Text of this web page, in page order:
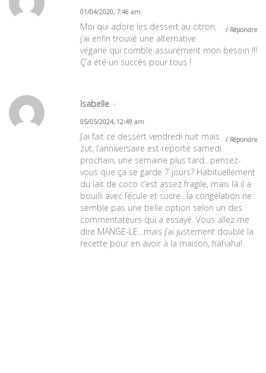
01/04/2020, 7:46 am
Répondre
Moi qui adore les dessert au citron,
j’ai enfin trouvé une alternative
végane qui comble assurément mon besoin !!!
Ç’a été un succès pour tous !
Isabelle
05/05/2024, 12:49 am
Répondre
J’ai fait ce dessert vendredi nuit mais
zut, l’anniversaire est reporté samedi
prochain, une semaine plus tard…pensez-
vous que ça se garde 7 jours? Habituellement
du lait de coco c’est assez fragile, mais là il a
bouilli avec fécule et sucre…la congélation ne
semble pas une belle option selon un des
commentateurs qui a essayé. Vous allez me
dire MANGE-LE…mais j’ai justement doublé la
recette pour en avoir à la maison, hahaha!